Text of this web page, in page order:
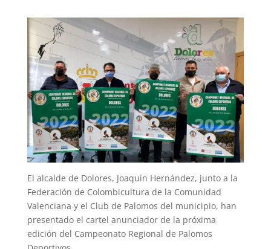
El alcalde de Dolores, Joaquín Hernández, junto a la
Federación de Colombicultura de la Comunidad
Valenciana y el Club de Palomos del municipio, han
presentado el cartel anunciador de la próxima
edición del Campeonato Regional de Palomos